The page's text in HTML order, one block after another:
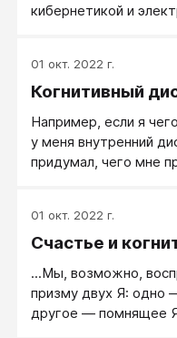
кибернетикой и
01 окт. 2022 г.
Когнитивный
Например, если я
у меня внутренний
придумал, чего мне
01 окт. 2022 г.
Счастье и
...Мы, возможно,
призму двух Я: одно
другое — помнящее